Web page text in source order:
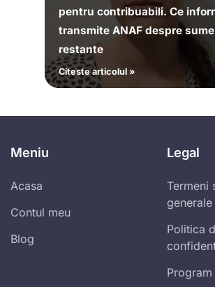
pentru contribuabili. Ce
transmite ANAF despre
restante
Citeste articolul »
Meniu
Acasa
Contul meu
Blog
Legal
Termeni
generale
Politica